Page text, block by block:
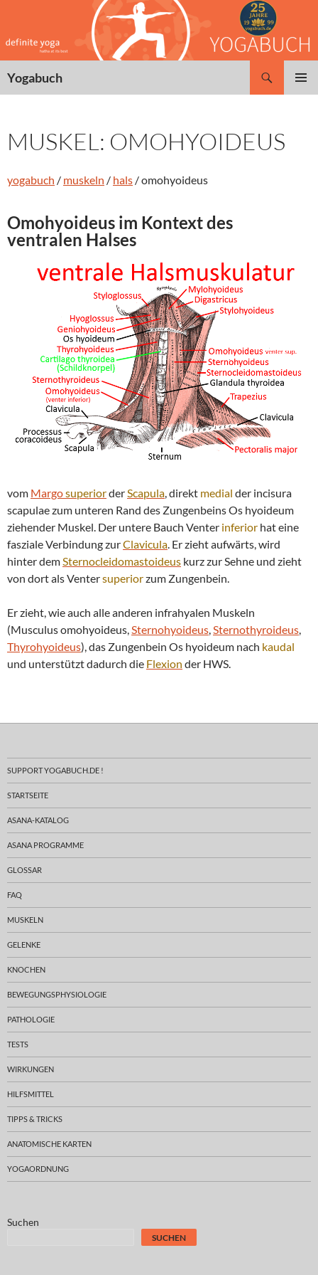
springen
Yogabuch
MUSKEL: OMOHYOIDEUS
yogabuch / muskeln / hals / omohyoideus
Omohyoideus im Kontext des
ventralen Halses
vom MargosuperiorderScapula, direkt medial der incisura
scapulae zum unteren Rand des Zungenbeins Os hyoideum
ziehender Muskel. Der untere Bauch Venter inferior hat eine
fasziale Verbindung zurClavicula. Er zieht aufwärts, wird
hinter demSternocleidomastoideus kurz zur Sehne und zieht
von dort als Ventersuperiorzum Zungenbein.
Er zieht, wie auch alle anderen infrahyalen Muskeln
(Musculus omohyoideus,Sternohyoideus,Sternothyroideus,
Thyrohyoideus), das Zungenbein Os hyoideum nach kaudal
und unterstützt dadurch die Flexion der HWS.
SUPPORT YOGABUCH.DE !
STARTSEITE
ASANA-KATALOG
ASANA PROGRAMME
GLOSSAR
FAQ
MUSKELN
GELENKE
KNOCHEN
BEWEGUNGSPHYSIOLOGIE
PATHOLOGIE
TESTS
WIRKUNGEN
HILFSMITTEL
TIPPS & TRICKS
ANATOMISCHE KARTEN
YOGAORDNUNG
Suchen
SUCHEN